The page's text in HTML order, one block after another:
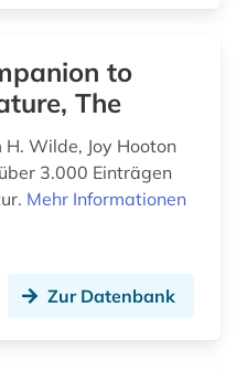
Russland, Sowjetunion (2)
to
The
Wilde, Joy Hooton
3.000 Einträgen
Mehr Informationen
Zur Datenbank